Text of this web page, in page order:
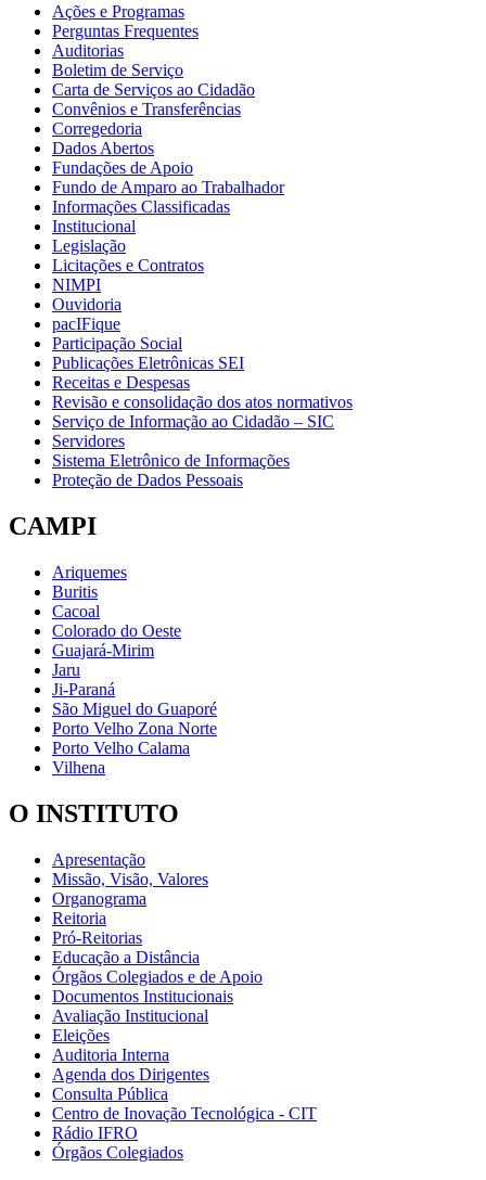
Ações e Programas
Perguntas Frequentes
Auditorias
Boletim de Serviço
Carta de Serviços ao Cidadão
Convênios e Transferências
Corregedoria
Dados Abertos
Fundações de Apoio
Fundo de Amparo ao Trabalhador
Informações Classificadas
Institucional
Legislação
Licitações e Contratos
NIMPI
Ouvidoria
pacIFique
Participação Social
Publicações Eletrônicas SEI
Receitas e Despesas
Revisão e consolidação dos atos normativos
Serviço de Informação ao Cidadão – SIC
Servidores
Sistema Eletrônico de Informações
Proteção de Dados Pessoais
CAMPI
Ariquemes
Buritis
Cacoal
Colorado do Oeste
Guajará-Mirim
Jaru
Ji-Paraná
São Miguel do Guaporé
Porto Velho Zona Norte
Porto Velho Calama
Vilhena
O INSTITUTO
Apresentação
Missão, Visão, Valores
Organograma
Reitoria
Pró-Reitorias
Educação a Distância
Órgãos Colegiados e de Apoio
Documentos Institucionais
Avaliação Institucional
Eleições
Auditoria Interna
Agenda dos Dirigentes
Consulta Pública
Centro de Inovação Tecnológica - CIT
Rádio IFRO
Órgãos Colegiados